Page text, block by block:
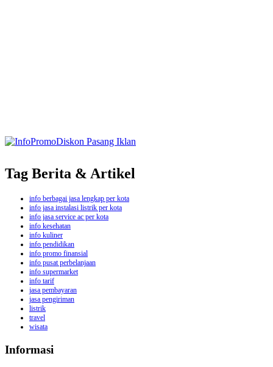
Tag Berita & Artikel
info berbagai jasa lengkap per kota
info jasa instalasi listrik per kota
info jasa service ac per kota
info kesehatan
info kuliner
info pendidikan
info promo finansial
info pusat perbelanjaan
info supermarket
info tarif
jasa pembayaran
jasa pengiriman
listrik
travel
wisata
Informasi